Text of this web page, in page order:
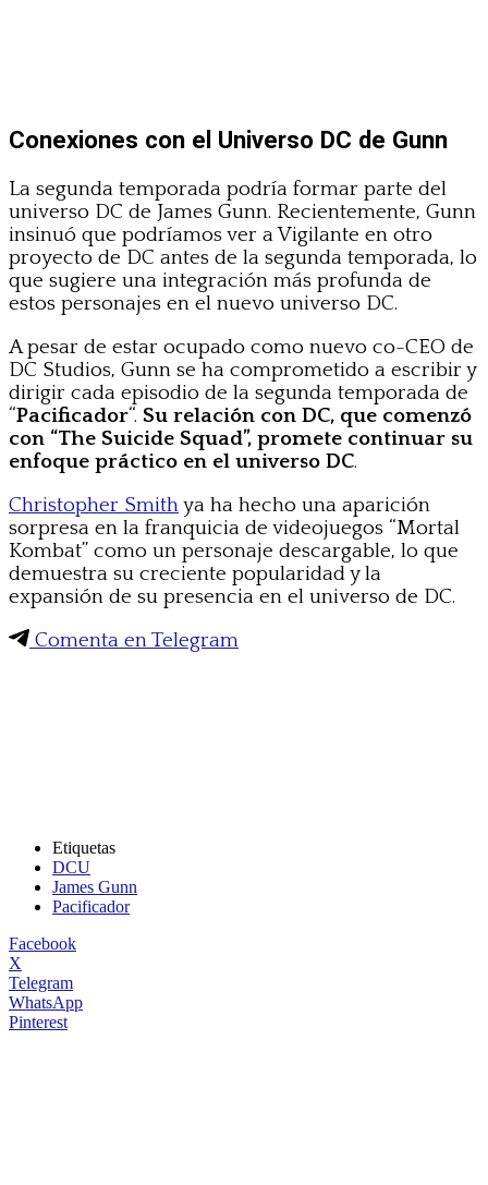
Conexiones con el Universo DC de Gunn
La segunda temporada podría formar parte del
universo DC de James Gunn. Recientemente, Gunn
insinuó que podríamos ver a Vigilante en otro
proyecto de DC antes de la segunda temporada, lo
que sugiere una integración más profunda de
estos personajes en el nuevo universo DC.
A pesar de estar ocupado como nuevo co-CEO de
DC Studios, Gunn se ha comprometido a escribir y
dirigir cada episodio de la segunda temporada de
“Pacificador“. Su relación con DC, que comenzó
con “The Suicide Squad”, promete continuar su
enfoque práctico en el universo DC.
Christopher Smithya ha hecho una aparición
sorpresa en la franquicia de videojuegos “Mortal
Kombat” como un personaje descargable, lo que
demuestra su creciente popularidad y la
expansión de su presencia en el universo de DC.
Comenta en Telegram
Etiquetas
DCU
James Gunn
Pacificador
Facebook
X
Telegram
WhatsApp
Pinterest